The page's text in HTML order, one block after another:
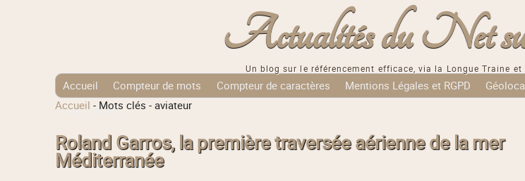
Actualités du Net sur
Un blog sur le référencement efficace, via la Longue Traine
Accueil Compteur de mots Compteur de caractères Mentions Légales et RGPD
Tags Cloud
Accueil - Mots clés - aviateur
Roland Garros, la première traversée aérienne de la mer
Méditerranée